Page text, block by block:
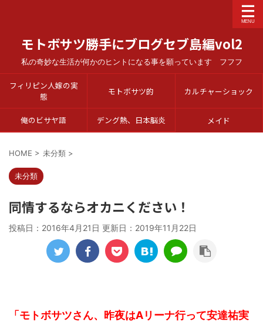
モトボサツ勝手にブログセブ島編vol2
私の奇妙な生活が何かのヒントになる事を願っています フフフ
フィリピン人嫁の実
態
モトボサツ的 カルチャーショック
俺のビサヤ語 デング熱、日本脳炎 メイド
HOME > 未分類 >
未分類
同情するならオカニください！
投稿日：2016年4月21日 更新日： 2019年11月22日
「モトボサツさん、昨夜はAリーナ行って安達祐実